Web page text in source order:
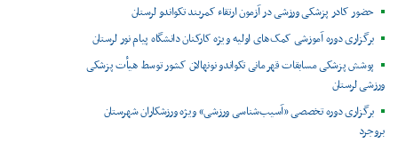
حضور کادر پزشکی ورزشی در آزمون ارتقاء کمربند تکواندو لرستان
برگزاری دوره آموزشی کمک‌های اولیه ویژه کارکنان دانشگاه پیام نور لرستان
پوشش پزشکی مسابقات قهرمانی تکواندو نونهالان کشور توسط هیأت پزشکی
ورزشی لرستان
برگزاری دوره تخصصی «آسیب‌شناسی ورزشی» ویژه ورزشکاران شهرستان
بروجرد